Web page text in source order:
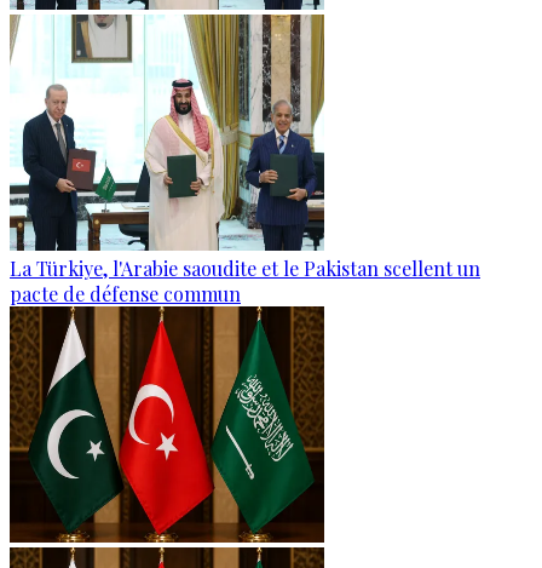
La Türkiye, l'Arabie saoudite et le Pakistan scellent un
pacte de défense commun